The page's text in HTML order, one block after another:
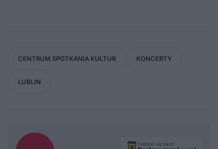
CENTRUM SPOTKANIA KULTUR KONCERTY
LUBLIN
Podobał się tekst?